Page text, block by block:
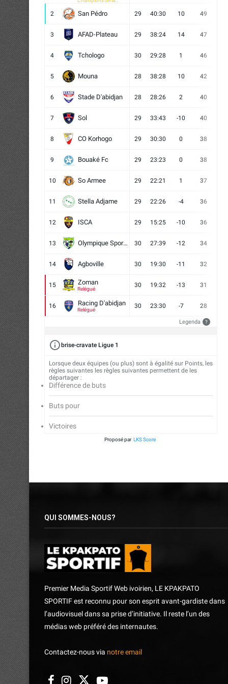
2 San Pédro 29 40:30 10 49
3 AFAD-Plateau 29 38:24 14 47
4 Tchologo 30 29:28 1 46
5 Mouna 28 38:28 10 42
6 Stade D'abidjan 28 28:26 2 40
7 Sol 29 33:43 -10 40
8 CO Korhogo 29 30:30 0 38
9 Bouaké Fc 29 23:23 0 38
10 So Armee 29 22:21 1 37
11 Stella Adjame 29 22:26 -4 36
12 ISCA 29 15:25 -10 36
13 Olympique Sport d'Abobo FC 30 27:39 -12 34
14 Agboville 30 19:30 -11 32
15 Zoman
Relégué
30 19:32 -13 31
16 Racing D'abidjan
Relégué
30 23:30 -7 28
Legenda ?
brise-cravate Ligue 1
Lorsque deux équipes (ou plus) sont à égalité sur Points, les
règles suivantes les règles suivantes permettent de les
départager :
Différence de buts
Buts pour
Victoires
Proposé par LKS Score
QUI SOMMES-NOUS?
Premier Media Sportif Web ivoirien, LE KPAKPATO
SPORTIF est reconnu pour son esprit avant-gardiste dans
l’audiovisuel dans sa prise d’initiative. Il reste l’un des
médias web préféré des internautes.
Contactez-nous via notre email